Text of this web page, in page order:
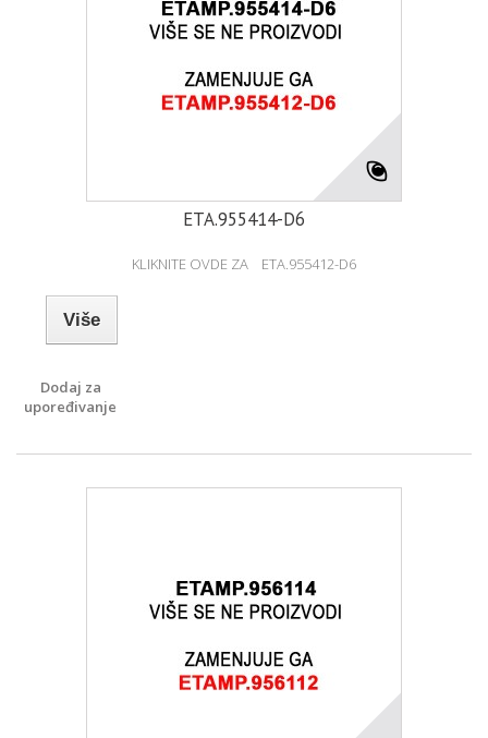
ETA.955414-D6
KLIKNITE OVDE ZA ETA.955412-D6
Više
Dodaj za
upoređivanje